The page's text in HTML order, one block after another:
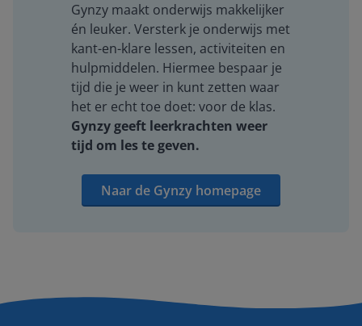
Gynzy maakt onderwijs makkelijker
én leuker. Versterk je onderwijs met
kant-en-klare lessen, activiteiten en
hulpmiddelen. Hiermee bespaar je
tijd die je weer in kunt zetten waar
het er echt toe doet: voor de klas.
Gynzy geeft leerkrachten weer
tijd om les te geven.
Naar de Gynzy homepage